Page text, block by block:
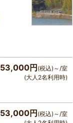
53,000円 (税込)～/室
(大人2名利用時)
53,000円 (税込)～/室